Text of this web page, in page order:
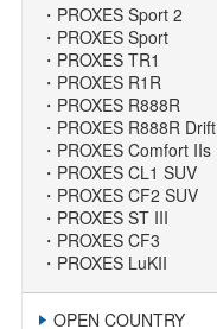
PROXES Sport 2
PROXES Sport
PROXES TR1
PROXES R1R
PROXES R888R
PROXES R888R Drift
PROXES Comfort IIs
PROXES CL1 SUV
PROXES CF2 SUV
PROXES ST III
PROXES CF3
PROXES LuKII
OPEN COUNTRY